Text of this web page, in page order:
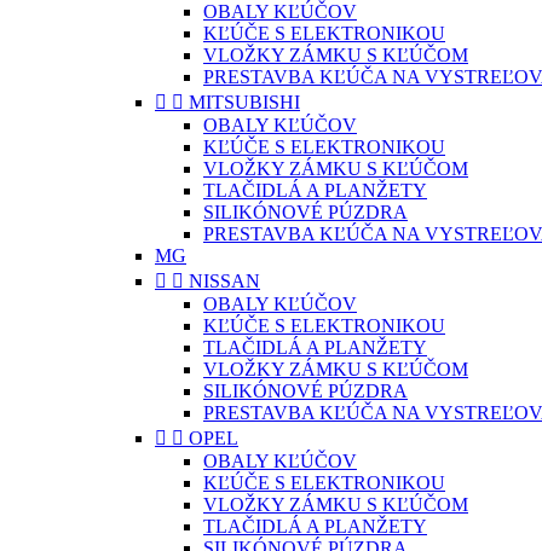
OBALY KĽÚČOV
KĽÚČE S ELEKTRONIKOU
VLOŽKY ZÁMKU S KĽÚČOM
PRESTAVBA KĽÚČA NA
  MITSUBISHI
OBALY KĽÚČOV
KĽÚČE S ELEKTRONIKOU
VLOŽKY ZÁMKU S KĽÚČOM
TLAČIDLÁ A PLANŽETY
SILIKÓNOVÉ PÚZDRA
PRESTAVBA KĽÚČA NA
MG
  NISSAN
OBALY KĽÚČOV
KĽÚČE S ELEKTRONIKOU
TLAČIDLÁ A PLANŽETY
VLOŽKY ZÁMKU S KĽÚČOM
SILIKÓNOVÉ PÚZDRA
PRESTAVBA KĽÚČA NA
  OPEL
OBALY KĽÚČOV
KĽÚČE S ELEKTRONIKOU
VLOŽKY ZÁMKU S KĽÚČOM
TLAČIDLÁ A PLANŽETY